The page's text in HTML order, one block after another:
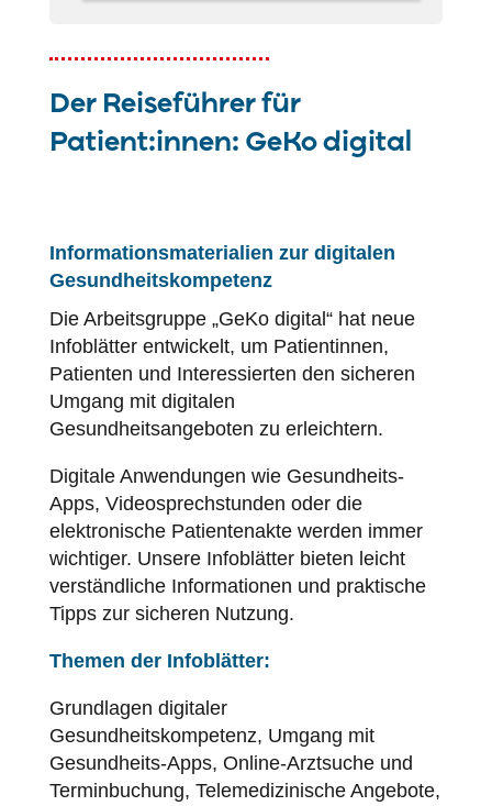
Der Reiseführer für
Patient:innen: GeKo digital
Informationsmaterialien zur digitalen
Gesundheitskompetenz
Die Arbeitsgruppe „GeKo digital“ hat neue
Infoblätter entwickelt, um Patientinnen,
Patienten und Interessierten den sicheren
Umgang mit digitalen
Gesundheitsangeboten zu erleichtern.
Digitale Anwendungen wie Gesundheits-
Apps, Videosprechstunden oder die
elektronische Patientenakte werden immer
wichtiger. Unsere Infoblätter bieten leicht
verständliche Informationen und praktische
Tipps zur sicheren Nutzung.
Themen der Infoblätter:
Grundlagen digitaler
Gesundheitskompetenz, Umgang mit
Gesundheits-Apps, Online-Arztsuche und
Terminbuchung, Telemedizinische Angebote,